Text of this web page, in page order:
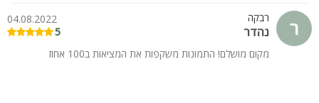
ר רבקה
נהדר
04.08.2022
5
מקום מושלם! התמונות משקפות את המציאות ב100 אחוז